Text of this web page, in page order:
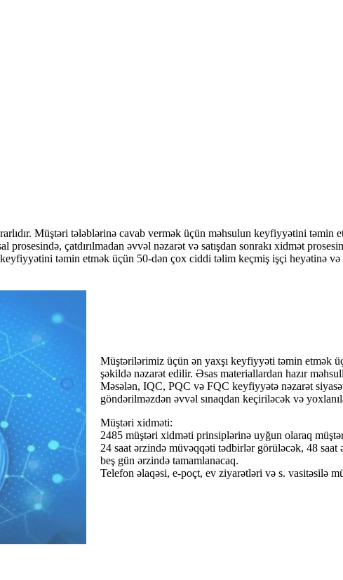
Müştəri tələblərinə cavab vermək üçün məhsulun keyfiyyətini təmin
çatdırılmadan əvvəl nəzarət və satışdan sonrakı xidmət
təmin etmək üçün 50-dən çox ciddi təlim keçmiş işçi heyətinə və
Müştərilərimiz üçün ən yaxşı keyfiyyəti təmin etmək
şəkildə nəzarət edilir. Əsas materiallardan hazır
Məsələn, IQC, PQC və FQC keyfiyyətə nəzarət
göndərilməzdən əvvəl sınaqdan keçiriləcək və
Müştəri xidməti:
2485 müştəri xidməti prinsiplərinə uyğun olaraq
24 saat ərzində müvəqqəti tədbirlər görüləcək, 48 saat
beş gün ərzində tamamlanacaq.
Telefon əlaqəsi, e-poçt, ev ziyarətləri və s. vasitəsilə